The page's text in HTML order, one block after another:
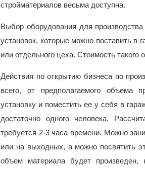
стройматериалов весьма доступна.
Выбор оборудования для
установок, которые можно поставить в
или отдельного цеха. Стоимость такого
Действия по открытию бизнеса по
всего, от предполагаемого объема
установку и поместить ее у себя в
достаточно одного человека.
требуется 2-3 часа времени. Можно
или на выходных, а можно посвятить
объем материала будет